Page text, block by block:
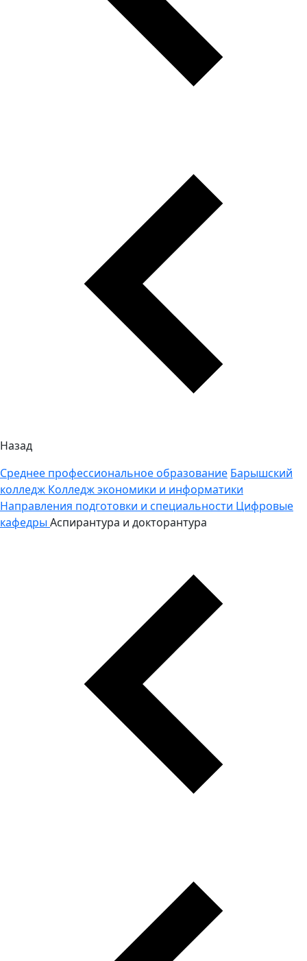
Назад
Среднее профессиональное образование Барышский
колледж Колледж экономики и информатики
Направления подготовки и специальности Цифровые
кафедры Аспирантура и докторантура